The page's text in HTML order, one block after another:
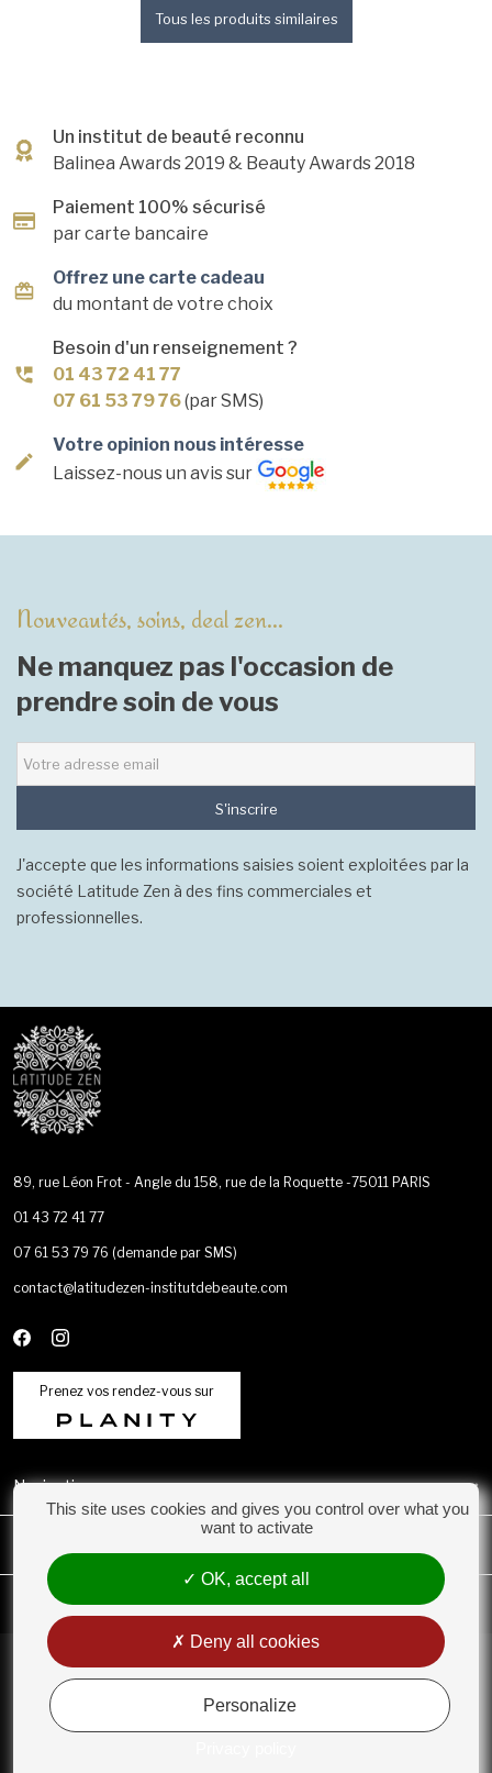
Tous les produits similaires
Un institut de beauté reconnu
Balinea Awards 2019 & Beauty Awards 2018
Paiement 100% sécurisé
par carte bancaire
Offrez une carte cadeau
du montant de votre choix
Besoin d'un renseignement ?
01 43 72 41 77
07 61 53 79 76(par SMS)
Votre opinion nous intéresse
Laissez-nous un avis sur
Nouveautés, soins, deal zen...
Ne manquez pas l'occasion de
prendre soin de vous
S'inscrire
J'accepte que les informations saisies soient exploitées par la
société Latitude Zen à des fins commerciales et
professionnelles.
89, rue Léon Frot - Angle du 158, rue de la Roquette -75011 PARIS
01 43 72 41 77
07 61 53 79 76 (demande par SMS)
contact@latitudezen-institutdebeaute.com
Prenez vos rendez-vous sur
Navigation
Mon compte
Conditions Générales de Vente
Rétractation
Mentions légales
This site uses cookies and gives you control over what you
want to activate
OK, accept all
Deny all cookies
Personalize